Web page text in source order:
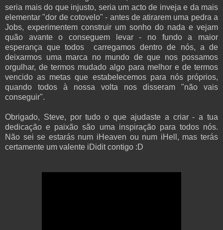
seria mais do que injusto, seria um acto de inveja e da mais
elementar "dor de cotovelo" - antes de atirarem uma pedra a
Jobs, experimentem construir um sonho do nada e vejam
quão avante o conseguem levar - no fundo a maior
esperança que todos carregamos dentro de nós, a de
deixarmos uma marca no mundo de que nos possamos
orgulhar, de termos mudado algo para melhor e de termos
vencido as metas que estabelecemos para nós próprios,
quando todos à nossa volta nos disseram "não vais
conseguir".
Obrigado, Steve, por tudo o que ajudaste a criar - a tua
dedicação e paixão são uma inspiração para todos nós.
Não sei se estarás num iHeaven ou num iHell, mas terás
certamente um valente iDidit contigo :D